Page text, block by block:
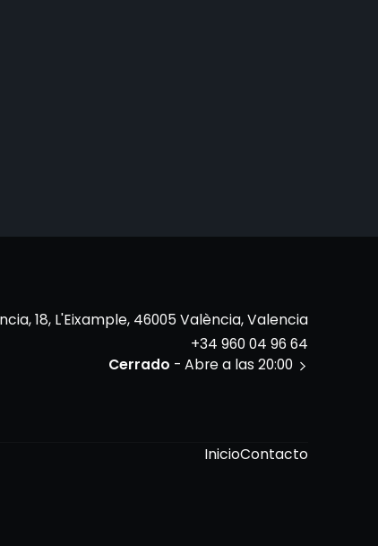
18, L'Eixample, 46005 València, Valencia
+34 960 04 96 64
Cerrado - Abre a las 20:00
InicioContacto